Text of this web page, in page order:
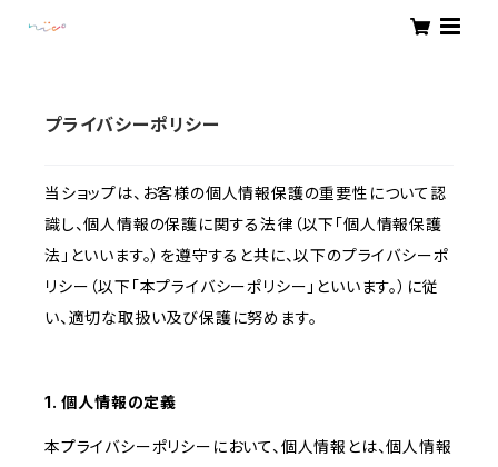
プライバシーポリシー
当ショップは、お客様の個人情報保護の重要性について認
識し、個人情報の保護に関する法律（以下「個人情報保護
法」といいます。）を遵守すると共に、以下のプライバシーポ
リシー（以下「本プライバシーポリシー」といいます。）に従
い、適切な取扱い及び保護に努めます。
1. 個人情報の定義
本プライバシーポリシーにおいて、個人情報とは、個人情報